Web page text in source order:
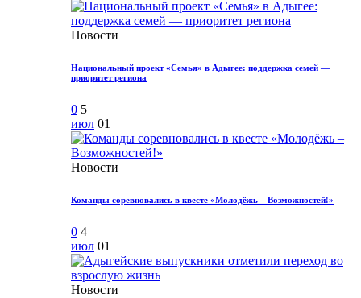
Новости
Национальный проект «Семья» в Адыгее: поддержка семей —
приоритет региона
0 5
июл 01
Новости
Команды соревновались в квесте «Молодёжь – Возможностей!»
0 4
июл 01
Новости